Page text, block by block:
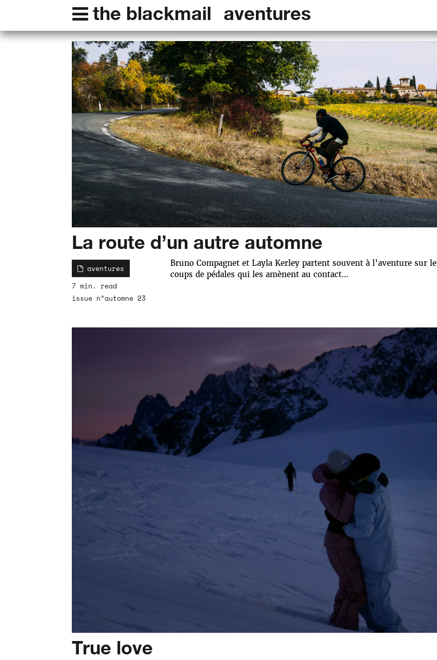
the blackmail aventures
La route d’un autre automne
aventures
7 min. read
issue n°automne 23
Bruno Compagnet et Layla Kerley partent souvent à l’aventure sur
coups de pédales qui les amènent au contact…
True love